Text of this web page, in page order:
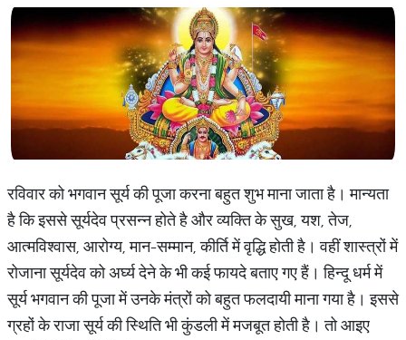
रविवार को भगवान सूर्य की पूजा करना बहुत शुभ माना जाता है। मान्यता
है कि इससे सूर्यदेव प्रसन्न होते है और व्यक्ति के सुख, यश, तेज,
आत्मविश्वास, आरोग्य, मान-सम्मान, कीर्ति में वृद्धि होती है। वहीं शास्त्रों में
रोजाना सूर्यदेव को अर्घ्य देने के भी कई फायदे बताए गए हैं। हिन्दू धर्म में
सूर्य भगवान की पूजा में उनके मंत्रों को बहुत फलदायी माना गया है। इससे
ग्रहों के राजा सूर्य की स्थिति भी कुंडली में मजबूत होती है। तो आइए